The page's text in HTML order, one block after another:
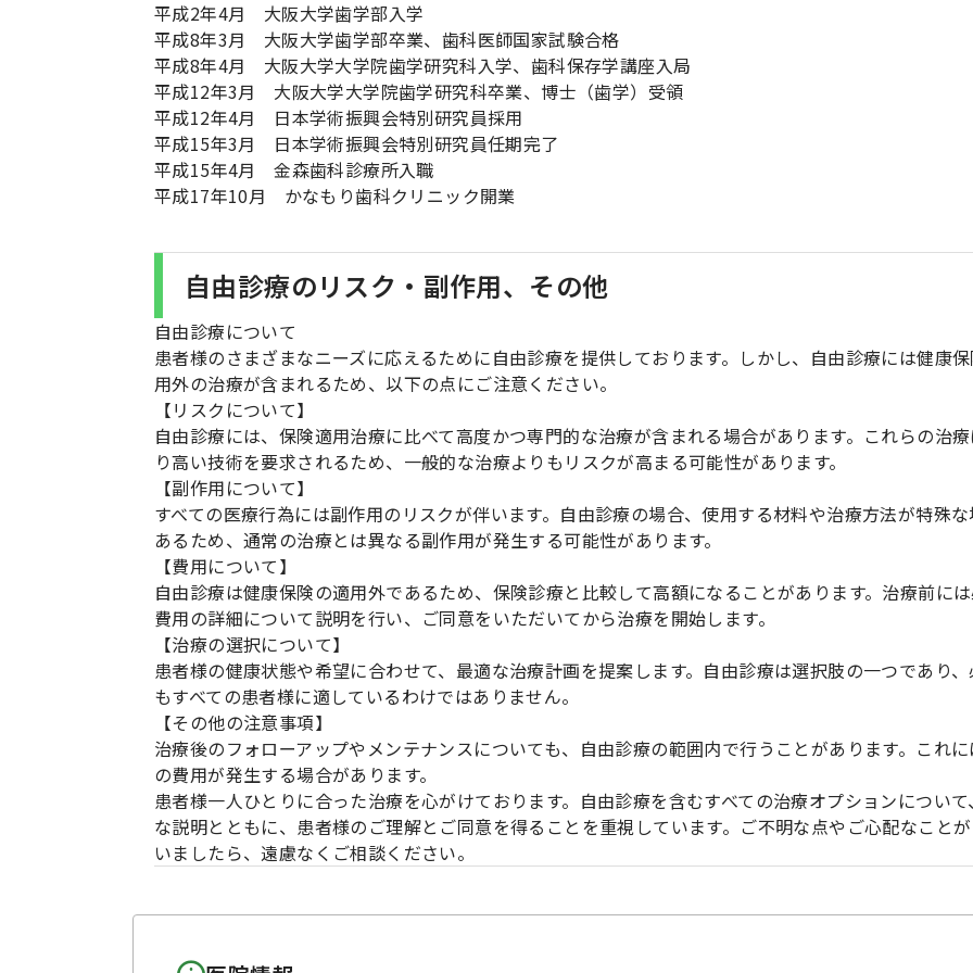
平成2年4月 大阪大学歯学部入学
平成8年3月 大阪大学歯学部卒業、歯科医師国家試験合格
平成8年4月 大阪大学大学院歯学研究科入学、歯科保存学講座入局
平成12年3月 大阪大学大学院歯学研究科卒業、博士（歯学）受領
平成12年4月 日本学術振興会特別研究員採用
平成15年3月 日本学術振興会特別研究員任期完了
平成15年4月 金森歯科診療所入職
平成17年10月 かなもり歯科クリニック開業
自由診療のリスク・副作用、その他
自由診療について
患者様のさまざまなニーズに応えるために自由診療を提供しております。しかし、自由診療には健康
用外の治療が含まれるため、以下の点にご注意ください。
【リスクについて】
自由診療には、保険適用治療に比べて高度かつ専門的な治療が含まれる場合があります。これらの治
り高い技術を要求されるため、一般的な治療よりもリスクが高まる可能性があります。
【副作用について】
すべての医療行為には副作用のリスクが伴います。自由診療の場合、使用する材料や治療方法が特殊
あるため、通常の治療とは異なる副作用が発生する可能性があります。
【費用について】
自由診療は健康保険の適用外であるため、保険診療と比較して高額になることがあります。治療前に
費用の詳細について説明を行い、ご同意をいただいてから治療を開始します。
【治療の選択について】
患者様の健康状態や希望に合わせて、最適な治療計画を提案します。自由診療は選択肢の一つであり、
もすべての患者様に適しているわけではありません。
【その他の注意事項】
治療後のフォローアップやメンテナンスについても、自由診療の範囲内で行うことがあります。これ
の費用が発生する場合があります。
患者様一人ひとりに合った治療を心がけております。自由診療を含むすべての治療オプションについ
な説明とともに、患者様のご理解とご同意を得ることを重視しています。ご不明な点やご心配なこと
いましたら、遠慮なくご相談ください。